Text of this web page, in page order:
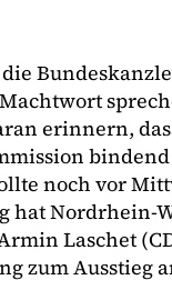
die
erinnern,
bindend
noch vor
hat Nordrhein-
Laschet
zum Ausstieg